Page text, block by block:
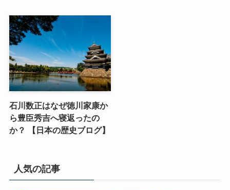
石川数正はなぜ徳川家康か
ら豊臣秀吉へ寝返ったの
か？ 【日本の歴史ブログ】
人気の記事